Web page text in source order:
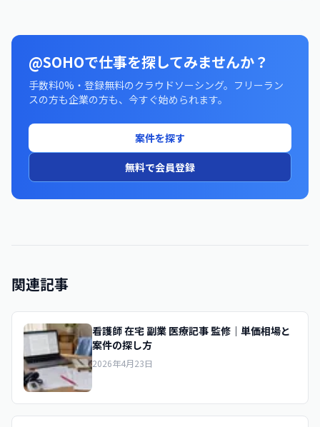
@SOHOで仕事を探してみませんか？
手数料0%・登録無料のクラウドソーシング。フリーラン
スの方も企業の方も、今すぐ始められます。
案件を探す
無料で会員登録
関連記事
看護師 在宅 副業 医療記事 監修｜単価相場と
案件の探し方
2026年4月23日